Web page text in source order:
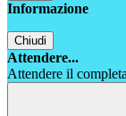
Informazione
Chiudi
Attendere...
Attendere il